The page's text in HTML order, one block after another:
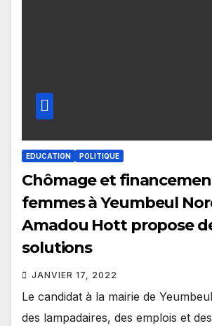
EDUCATION POLITIQUE
Chômage et
femmes à Yeumbeul
Amadou Hott propose
solutions
JANVIER 17, 2022
Le candidat à la mairie de
des lampadaires, des emplois et